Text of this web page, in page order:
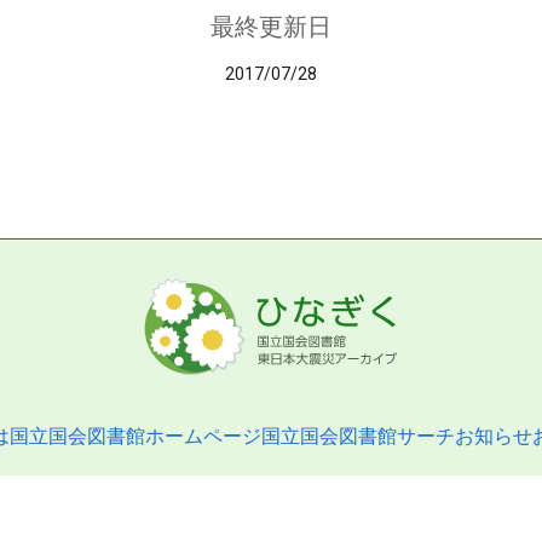
最終更新日
2017/07/28
国立国会図書館ホームページ国立国会図書館サーチお知らせ